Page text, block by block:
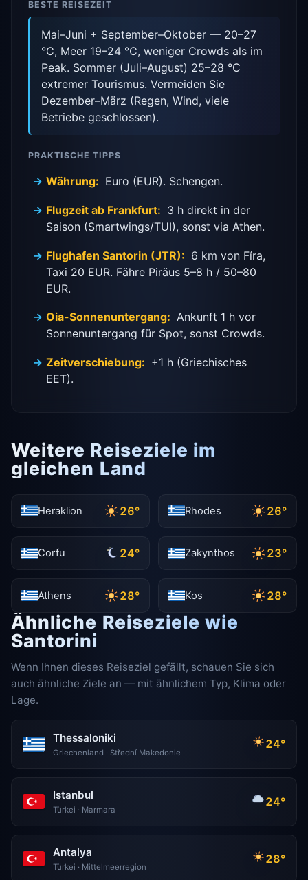
BESTE REISEZEIT
Mai–Juni + September–Oktober — 20–27
°C, Meer 19–24 °C, weniger Crowds als im
Peak. Sommer (Juli–August) 25–28 °C
extremer Tourismus. Vermeiden Sie
Dezember–März (Regen, Wind, viele
Betriebe geschlossen).
PRAKTISCHE TIPPS
Währung: Euro (EUR). Schengen.
Flugzeit ab Frankfurt: 3 h direkt in der
Saison (Smartwings/TUI), sonst via Athen.
Flughafen Santorin (JTR): 6 km von Fíra,
Taxi 20 EUR. Fähre Piräus 5–8 h / 50–80
EUR.
Oia-Sonnenuntergang: Ankunft 1 h vor
Sonnenuntergang für Spot, sonst Crowds.
Zeitverschiebung: +1 h (Griechisches
EET).
Weitere Reiseziele im
gleichen Land
Heraklion 26° Rhodes 26°
Corfu 24° Zakynthos 23°
Athens 28° Kos 28°
Ähnliche Reiseziele wie
Santorini
Wenn Ihnen dieses Reiseziel gefällt, schauen Sie sich
auch ähnliche Ziele an — mit ähnlichem Typ, Klima oder
Lage.
Thessaloniki
Griechenland · Střední Makedonie
24°
Istanbul
Türkei · Marmara
24°
Antalya
Türkei · Mittelmeerregion
28°